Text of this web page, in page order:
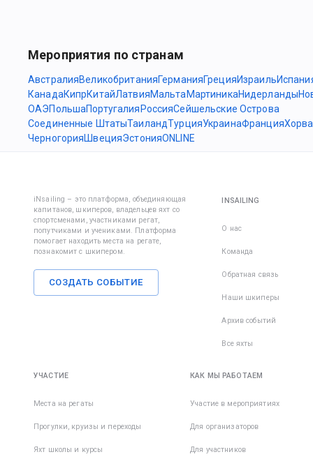
Мероприятия по странам
АвстралияВеликобританияГерманияГрецияИзраиль
КанадаКипрКитайЛатвияМальта МартиникаНидерланды
ОАЭПольшаПортугалия РоссияСейшельские Острова
Соединенные ШтатыТаиландТурцияУкраинаФранция
ЧерногорияШвецияЭстонияONLINE
iNsailing – это платформа, объединяющая
капитанов, шкиперов, владельцев яхт со
спортсменами, участниками регат,
попутчиками и учениками. Платформа
помогает находить места на регате,
познакомит с шкипером.
СОЗДАТЬ СОБЫТИЕ
INSAILING
О нас
Команда
Обратная связь
Наши шкиперы
Архив событий
Все яхты
УЧАСТИЕ
Места на регаты
Прогулки, круизы и переходы
Яхт школы и курсы
КАК МЫ РАБОТАЕМ
Участие в мероприятиях
Для организаторов
Для участников